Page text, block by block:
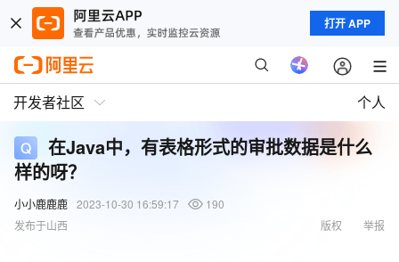
打开 APP
开发者社区 个人
在Java中，有表格形式的审批数据是什么
样的呀？
小小鹿鹿鹿 2023-10-30 16:59:17
190
发布于山西
举报
版权